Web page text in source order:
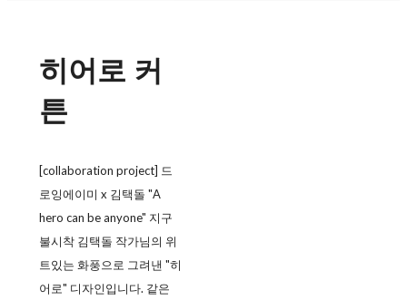
히어로 커
튼
[collaboration project] 드
로잉에이미 x 김택돌 "A
hero can be anyone" 지구
불시착 김택돌 작가님의 위
트있는 화풍으로 그려낸 "히
어로" 디자인입니다. 같은